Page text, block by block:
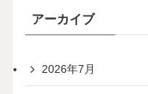
アーカイブ
2026年7月